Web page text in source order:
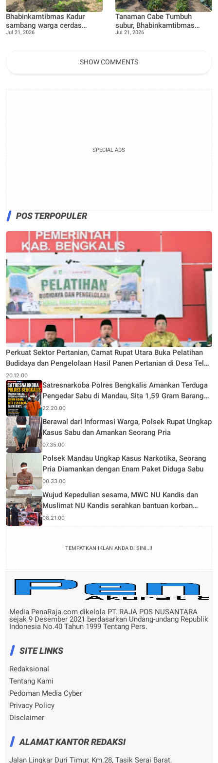
Bhabinkamtibmas Kadur
sambang warga cerdas
manfaatkan pekarangan
Jul 21, 2026
Tanaman Cabe Tumbuh
subur, Bhabinkamtibmas
Tanjung Punak lakukan
Jul 21, 2026
SHOW COMMENTS
SPECIAL ADS
POS TERPOPULER
Perkuat Sektor Pertanian, Camat Rupat Utara Buka Pelatihan
Budidaya dan Pengelolaan Hasil Panen Pertanian di Desa Teluk
Rhu
20.12.00
Satresnarkoba Polres Bengkalis Amankan Terduga
Pengedar Sabu di Mandau, Sita 1,59 Gram Barang
Bukti
22.20.00
Berawal dari Informasi Warga, Polsek Rupat Ungkap
Kasus Sabu dan Amankan Seorang Pria
07.35.00
Polsek Mandau Ungkap Kasus Narkotika, Seorang
Pria Diamankan dengan Enam Paket Diduga Sabu
00.33.00
Wujud Kepedulian sesama, MWC NU Kandis dan
Muslimat NU Kandis serahkan bantuan korban
musibah kebakaran
08.21.00
TEMPATKAN IKLAN ANDA DI SINI..!!
Media PenaRaja.com dikelola PT. RAJA POS NUSANTARA
sejak 9 Desember 2021 berdasarkan Undang-undang Republik
Indonesia No.40 Tahun 1999 Tentang Pers.
SITE LINKS
Redaksional
Tentang Kami
Pedoman Media Cyber
Privacy Policy
Disclaimer
ALAMAT KANTOR REDAKSI
Jalan Lingkar Duri Timur, Km.28, Tasik Serai Barat,